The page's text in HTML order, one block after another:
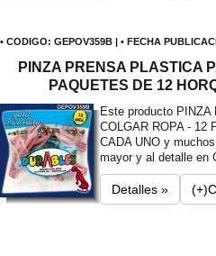
• CODIGO: GEPOV359B | • FECHA
PINZA PRENSA PLASTICA
PAQUETES DE 12
Este producto PINZA
COLGAR ROPA - 12
CADA UNO y
mayor y al detalle en
Detalles »